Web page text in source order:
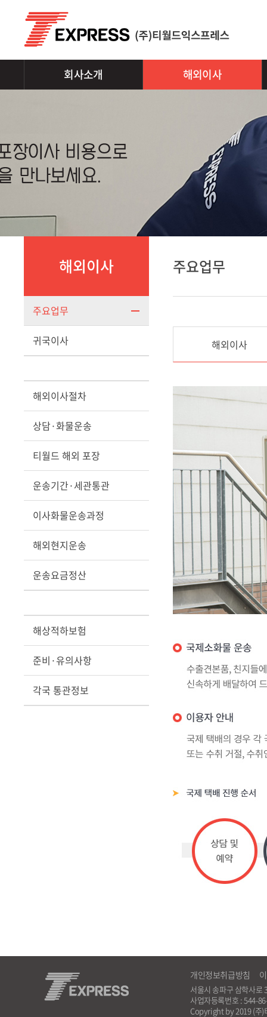
회사소개 해외이사
해외이사
주요업무
귀국이사
해외이사절차
상담·화물운송
티월드 해외 포장
운송기간·세관통관
이사화물운송과정
해외현지운송
운송요금정산
해상적하보험
준비·유의사항
각국 통관정보
주요업무
해외이사
개인정보취급방침
서울시 송파구 삼학사
사업자등록번호 : 544-
Copyright by 2019 (주)